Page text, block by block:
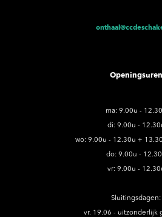
Openingsuren
ma: 9.00u -
di: 9.00u -
wo: 9.00u - 12.30u +
do: 9.00u -
vr: 9.00u -
Sluitingsdagen:
vr. 19.06 - uitzonderlijk